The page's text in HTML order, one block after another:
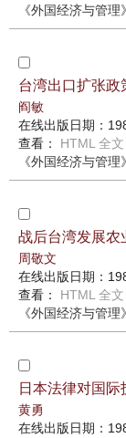
《外国经济与管理》
台湾出口扩张政
阎敏
在线出版日期：
查看： HTML 全文
《外国经济与管理》
战后台湾发展农
周敬文
在线出版日期：
查看： HTML 全文
《外国经济与管理》
日本法律对国
黄勇
在线出版日期：